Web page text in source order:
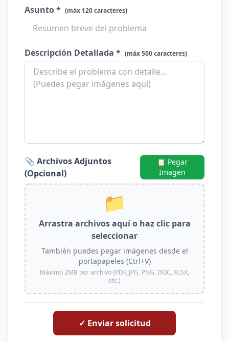
Asunto * (máx 120 caracteres)
Descripción Detallada * (máx 500 caracteres)
📎 Archivos Adjuntos
(Opcional)
📋 Pegar
Imagen
📁
Arrastra archivos aquí o haz clic para
seleccionar
También puedes pegar imágenes desde el
portapapeles (Ctrl+V)
Máximo 2MB por archivo (PDF, JPG, PNG, DOC, XLSX,
etc.)
✓ Enviar solicitud